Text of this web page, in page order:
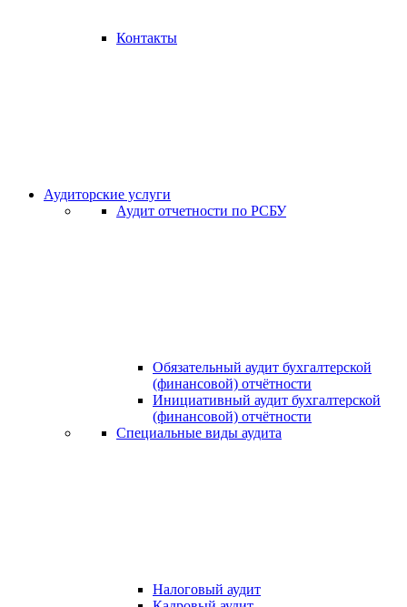
Контакты
Аудиторские услуги
Аудит отчетности по РСБУ
Обязательный аудит бухгалтерской
(финансовой) отчётности
Инициативный аудит бухгалтерской
(финансовой) отчётности
Специальные виды аудита
Налоговый аудит